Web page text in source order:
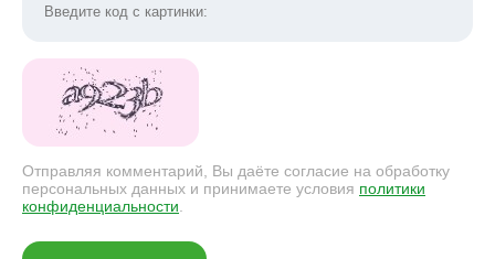
Отправляя комментарий, Вы даёте согласие на обработку
персональных данных и принимаете условия политики
конфиденциальности.